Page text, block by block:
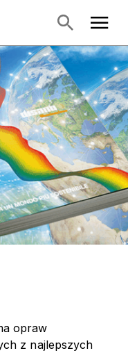
opraw
z najlepszych